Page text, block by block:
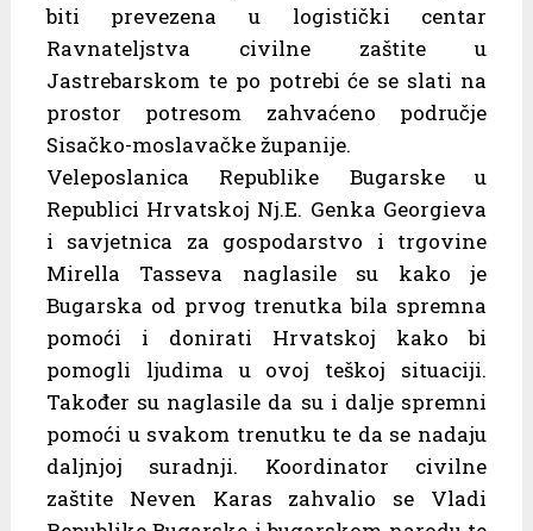
biti prevezena u logistički centar
Ravnateljstva civilne zaštite u
Jastrebarskom te po potrebi će se slati na
prostor potresom zahvaćeno područje
Sisačko-moslavačke županije.
Veleposlanica Republike Bugarske u
Republici Hrvatskoj Nj.E. Genka Georgieva
i savjetnica za gospodarstvo i trgovine
Mirella Tasseva naglasile su kako je
Bugarska od prvog trenutka bila spremna
pomoći i donirati Hrvatskoj kako bi
pomogli ljudima u ovoj teškoj situaciji.
Također su naglasile da su i dalje spremni
pomoći u svakom trenutku te da se nadaju
daljnjoj suradnji. Koordinator civilne
zaštite Neven Karas zahvalio se Vladi